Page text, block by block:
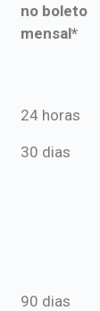
no boleto
mensal*
*Pagamento
mensal*
24 horas
30 dias
90 dias